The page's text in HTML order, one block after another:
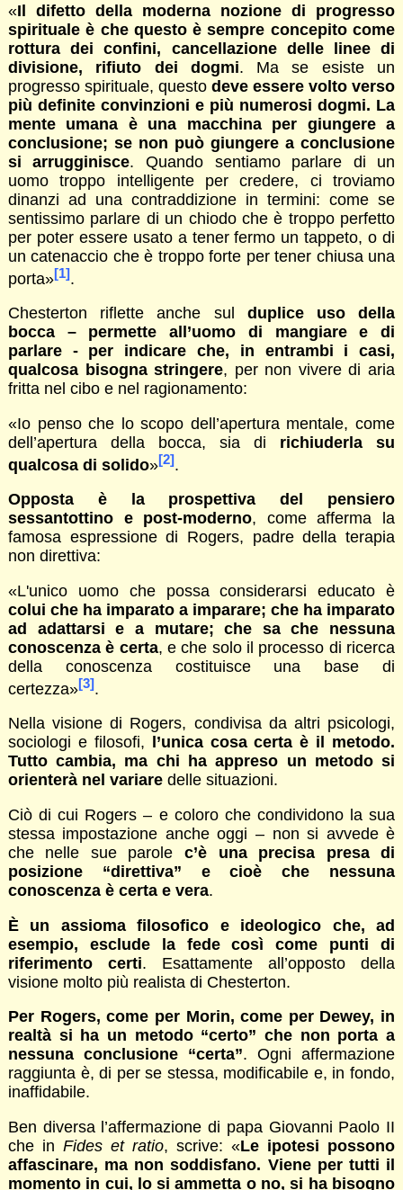
«Il difetto della moderna nozione di progresso
spirituale è che questo è sempre concepito come
rottura dei confini, cancellazione delle linee di
divisione, rifiuto dei dogmi. Ma se esiste un
progresso spirituale, questo deve essere volto verso
più definite convinzioni e più numerosi dogmi. La
mente umana è una macchina per giungere a
conclusione; se non può giungere a conclusione
si arrugginisce. Quando sentiamo parlare di un
uomo troppo intelligente per credere, ci troviamo
dinanzi ad una contraddizione in termini: come se
sentissimo parlare di un chiodo che è troppo perfetto
per poter essere usato a tener fermo un tappeto, o di
un catenaccio che è troppo forte per tener chiusa una
porta»[1].
Chesterton riflette anche sul duplice uso della
bocca – permette all’uomo di mangiare e di
parlare - per indicare che, in entrambi i casi,
qualcosa bisogna stringere, per non vivere di aria
fritta nel cibo e nel ragionamento:
«Io penso che lo scopo dell’apertura mentale, come
dell’apertura della bocca, sia di richiuderla su
qualcosa di solido»[2].
Opposta è la prospettiva del pensiero
sessantottino e post-moderno, come afferma la
famosa espressione di Rogers, padre della terapia
non direttiva:
«L'unico uomo che possa considerarsi educato è
colui che ha imparato a imparare; che ha imparato
ad adattarsi e a mutare; che sa che nessuna
conoscenza è certa, e che solo il processo di ricerca
della conoscenza costituisce una base di
certezza»[3].
Nella visione di Rogers, condivisa da altri psicologi,
sociologi e filosofi,
l’unica cosa certa è il metodo.
Tutto cambia, ma chi ha appreso un metodo si
orienterà nel variaredelle situazioni.
Ciò di cui Rogers – e coloro che condividono la sua
stessa impostazione anche oggi – non si avvede è
che nelle sue parole c’è una precisa presa di
posizione “direttiva” e cioè che nessuna
conoscenza è certa e vera.
È un assioma filosofico e ideologico che, ad
esempio, esclude la fede così come punti di
riferimento certi. Esattamente all’opposto della
visione molto più realista di Chesterton.
Per Rogers, come per Morin, come per Dewey, in
realtà si ha un metodo “certo” che non porta a
nessuna conclusione “certa”. Ogni affermazione
raggiunta è, di per se stessa, modificabile e, in fondo,
inaffidabile.
Ben diversa l’affermazione di papa Giovanni Paolo II
che in Fides et ratio, scrive: «Le ipotesi possono
affascinare, ma non soddisfano. Viene per tutti il
momento in cui, lo si ammetta o no, si ha bisogno